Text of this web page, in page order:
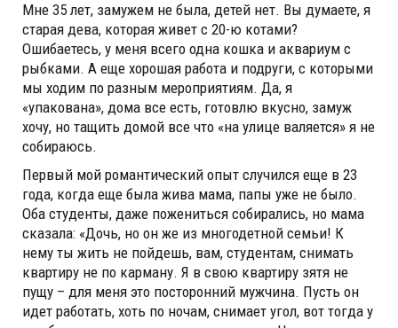
Мне 35 лет, замужем не была, детей нет. Вы думаете, я
старая дева, которая живет с 20-ю котами?
Ошибаетесь, у меня всего одна кошка и аквариум с
рыбками. А еще хорошая работа и подруги, с которыми
мы ходим по разным мероприятиям. Да, я
«упакована», дома все есть, готовлю вкусно, замуж
хочу, но тащить домой все что «на улице валяется» я не
собираюсь.
Первый мой романтический опыт случился еще в 23
года, когда еще была жива мама, папы уже не было.
Оба студенты, даже пожениться собирались, но мама
сказала: «Дочь, но он же из многодетной семьи! К
нему ты жить не пойдешь, вам, студентам, снимать
квартиру не по карману. Я в свою квартиру зятя не
пущу – для меня это посторонний мужчина. Пусть он
идет работать, хоть по ночам, снимает угол, вот тогда у